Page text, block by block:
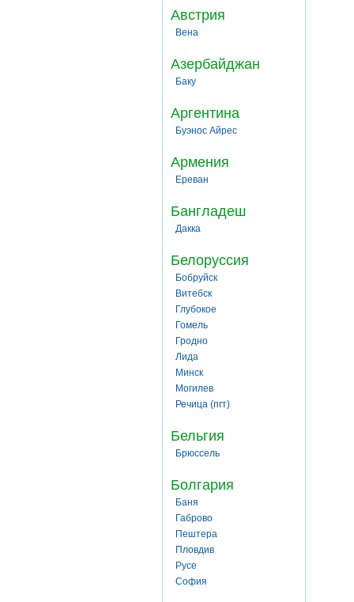
Австрия
Вена
Азербайджан
Баку
Аргентина
Буэнос Айрес
Армения
Ереван
Бангладеш
Дакка
Белоруссия
Бобруйск
Витебск
Глубокое
Гомель
Гродно
Лида
Минск
Могилев
Речица (пгт)
Бельгия
Брюссель
Болгария
Баня
Габрово
Пештера
Пловдив
Русе
София